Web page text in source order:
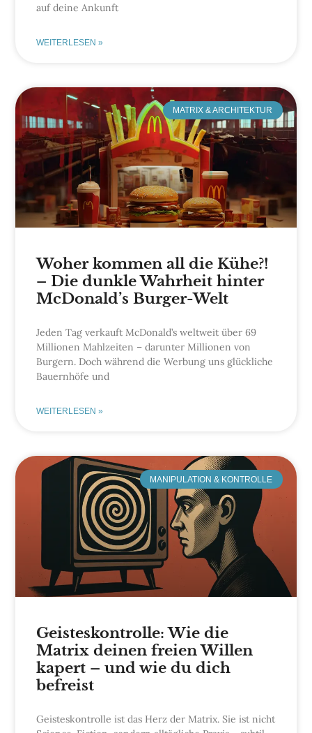
auf deine Ankunft
WEITERLESEN »
MATRIX & ARCHITEKTUR
Woher kommen all die Kühe?!
– Die dunkle Wahrheit hinter
McDonald’s Burger-Welt
Jeden Tag verkauft McDonald’s weltweit über 69
Millionen Mahlzeiten – darunter Millionen von
Burgern. Doch während die Werbung uns glückliche
Bauernhöfe und
WEITERLESEN »
MANIPULATION & KONTROLLE
Geisteskontrolle: Wie die
Matrix deinen freien Willen
kapert – und wie du dich
befreist
Geisteskontrolle ist das Herz der Matrix. Sie ist nicht